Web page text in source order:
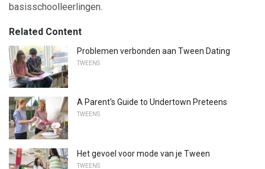
basisschoolleerlingen.
Related Content
Problemen verbonden aan Tween Dating
TWEENS
A Parent's Guide to Undertown Preteens
TWEENS
Het gevoel voor mode van je Tween
TWEENS